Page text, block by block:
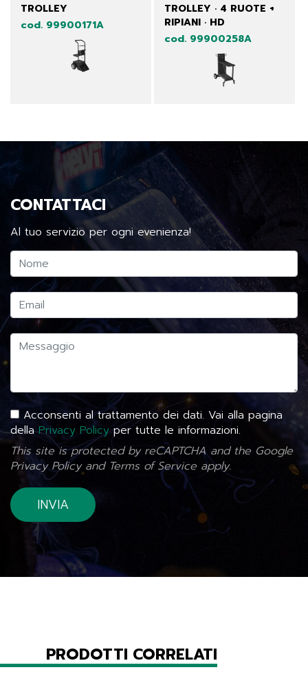
TROLLEY
cod. 99900171A
TROLLEY · 4 RUOTE +
RIPIANI · HD
cod. 99900258A
CONTATTACI
Al tuo servizio per ogni evenienza!
Acconsenti al trattamento dei dati. Vai alla pagina
dellaPrivacy Policyper tutte le informazioni.
This site is protected by reCAPTCHA and the Google
Privacy Policyand Terms of Service apply.
PRODOTTI CORRELATI